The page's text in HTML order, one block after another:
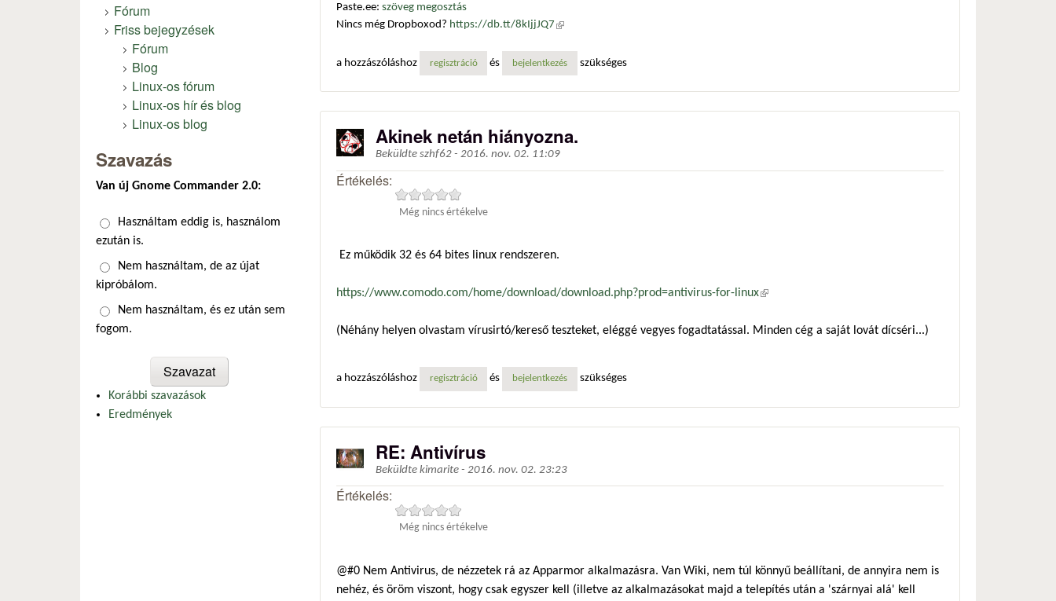
Paste.ee: szöveg megosztás
Nincs még Dropboxod? https://db.tt/8kIjjJQ7 (külső hivatkozás)
a hozzászóláshoz regisztráció és bejelentkezés szükséges
Akinek netán hiányozna.
Beküldte szhf62 - 2016. nov. 02. 11:09
Értékelés:
Még nincs értékelve
Ez működik 32 és 64 bites linux rendszeren.
https://www.comodo.com/home/download/download.php?prod=antivirus-for-linux(külső hivatkozás)
(Néhány helyen olvastam vírusirtó/kereső teszteket, eléggé vegyes fogadtatással. Minden cég a saját lovát dícséri...)
a hozzászóláshoz regisztráció és bejelentkezés szükséges
RE: Antivírus
Beküldte kimarite - 2016. nov. 02. 23:23
Értékelés:
Még nincs értékelve
@#0 Nem Antivirus, de nézzetek rá az Apparmor alkalmazásra. Van Wiki, nem túl könnyű beállítani, de annyira nem is
nehéz, és öröm viszont, hogy csak egyszer kell (illetve az alkalmazásokat majd a telepítés után a 'szárnyai alá' kell
Fórum
Friss bejegyzések
Fórum
Blog
Linux-os fórum
Linux-os hír és blog
Linux-os blog
Szavazás
Van új Gnome Commander 2.0:
Választások
Használtam eddig is, használom
ezután is.
Nem használtam, de az újat
kipróbálom.
Nem használtam, és ez után sem
fogom.
Korábbi szavazások
Eredmények